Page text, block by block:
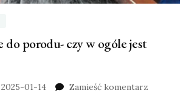
do porodu- czy w ogóle jest
2025-01-14 Zamieść komentarz